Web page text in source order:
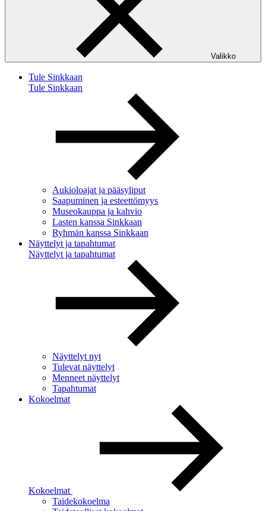
Valikko
Tule Sinkkaan
Tule Sinkkaan
Aukioloajat ja pääsyliput
Saapuminen ja esteettömyys
Museokauppa ja kahvio
Lasten kanssa Sinkkaan
Ryhmän kanssa Sinkkaan
Näyttelyt ja tapahtumat
Näyttelyt ja tapahtumat
Näyttelyt nyt
Tulevat näyttelyt
Menneet näyttelyt
Tapahtumat
Kokoelmat
Kokoelmat
Taidekokoelma